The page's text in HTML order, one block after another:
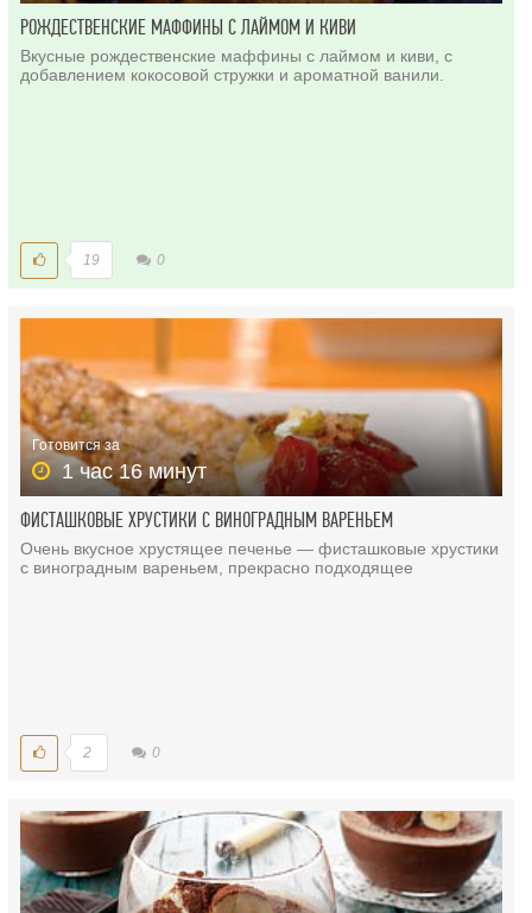
РОЖДЕСТВЕНСКИЕ МАФФИНЫ С ЛАЙМОМ И КИВИ
Вкусные рождественские маффины с лаймом и киви, с
добавлением кокосовой стружки и ароматной ванили.
19 0
Готовится за
1 час 16 минут
ФИСТАШКОВЫЕ ХРУСТИКИ С ВИНОГРАДНЫМ ВАРЕНЬЕМ
Очень вкусное хрустящее печенье — фисташковые хрустики
с виноградным вареньем, прекрасно подходящее
2 0